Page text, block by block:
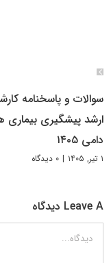
سوالات و پاسخنامه
ارشد پیشگیری بیماری
دامی ۱۴۰۵
۱ تیر, ۱۴۰۵ | ۰ دیدگاه
Leave A دیدگاه
دیدگاه